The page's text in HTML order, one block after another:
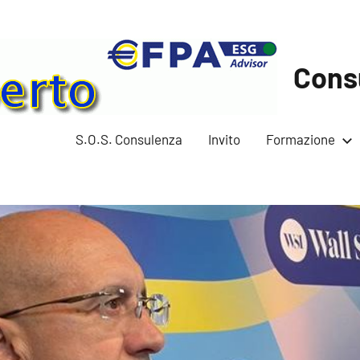
S.O.S. Consulenza Invito Formazione